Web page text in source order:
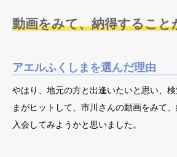
動画をみて、納得すること
アエルふくしまを選んだ理由
やはり、地元の方と出逢いたいと思い、
まがヒットして、市川さんの動画をみて
入会してみようかと思いました。